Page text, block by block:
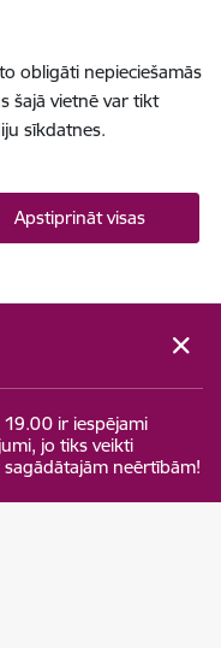
obligāti nepieciešamās
šajā vietnē var tikt
sīkdatnes.
Apstiprināt visas
ir iespējami
jo tiks veikti
neērtībām!